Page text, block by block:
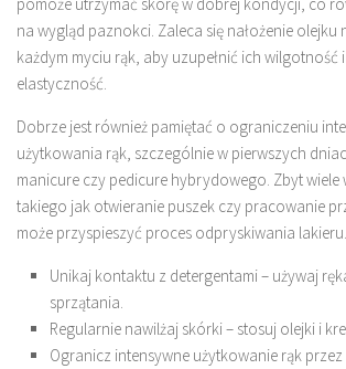
na wygląd paznokci. Zaleca się nałożenie olejku
każdym myciu rąk, aby uzupełnić ich wilgotność
elastyczność.
Dobrze jest również pamiętać o ograniczeniu
użytkowania rąk, szczególnie w pierwszych
manicure czy pedicure hybrydowego. Zbyt wiele
takiego jak otwieranie puszek czy pracowanie
może przyspieszyć proces odpryskiwania lakieru.
Unikaj kontaktu z detergentami – używaj
sprzątania.
Regularnie nawilżaj skórki – stosuj olejki i
Ogranicz intensywne użytkowanie rąk